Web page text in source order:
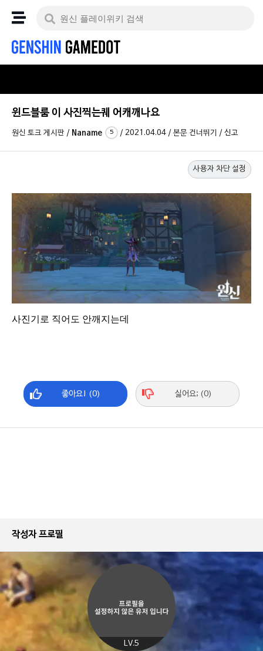
윈드블룸 이 사진찍는퀘 어캐깨나요
원신 토크 게시판 / Naname 5 / 2021.04.04 / 본문 건너뛰기 / 신고
사용자 차단 설정
사진기로 직어도 안깨지는데
좋아요! (0) 싫어요; (0)
작성자 프로필
LV.5